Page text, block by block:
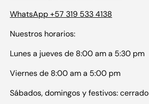
WhatsApp +57 319 533 4138
Nuestros horarios:
Lunes a jueves de 8:00 am a 5:30 pm
Viernes de 8:00 am a 5:00 pm
Sábados, domingos y festivos: cerrado